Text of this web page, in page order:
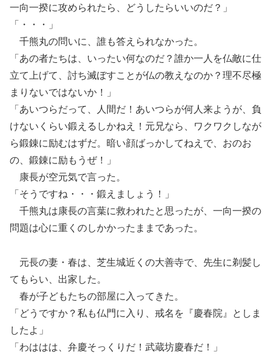
一向一揆に攻められたら、どうしたらいいのだ？」
「・・・」
千熊丸の問いに、誰も答えられなかった。
「あの者たちは、いったい何なのだ？誰か一人を仏敵に仕
立て上げて、討ち滅ぼすことが仏の教えなのか？理不尽極
まりないではないか！」
「あいつらだって、人間だ！あいつらが何人来ようが、負
けないくらい鍛えるしかねえ！元兄なら、ワクワクしなが
ら鍛錬に励むはずだ。暗い顔ばっかしてねえで、おのお
の、鍛錬に励もうぜ！」
康長が空元気で言った。
「そうですね・・・鍛えましょう！」
千熊丸は康長の言葉に救われたと思ったが、一向一揆の
問題は心に重くのしかかったままであった。
元長の妻・春は、芝生城近くの大善寺で、先生に剃髪し
てもらい、出家した。
春が子どもたちの部屋に入ってきた。
「どうですか？私も仏門に入り、戒名を『慶春院』としま
したよ」
「わははは、弁慶そっくりだ！武蔵坊慶春だ！」